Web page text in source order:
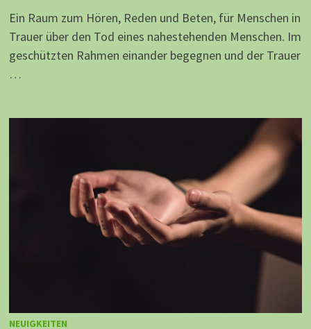
Ein Raum zum Hören, Reden und Beten, für Menschen in
Trauer über den Tod eines nahestehenden Menschen. Im
geschützten Rahmen einander begegnen und der Trauer
…
NEUIGKEITEN